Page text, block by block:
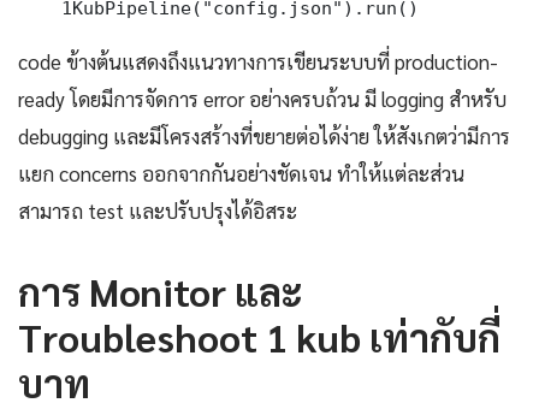
    1KubPipeline("config.json").run()
code ข้างต้นแสดงถึงแนวทางการเขียนระบบที่ production-
ready โดยมีการจัดการ error อย่างครบถ้วน มี logging สำหรับ
debugging และมีโครงสร้างที่ขยายต่อได้ง่าย ให้สังเกตว่ามีการ
แยก concerns ออกจากกันอย่างชัดเจน ทำให้แต่ละส่วน
สามารถ test และปรับปรุงได้อิสระ
การ Monitor และ
Troubleshoot 1 kub เท่ากับกี่
บาท